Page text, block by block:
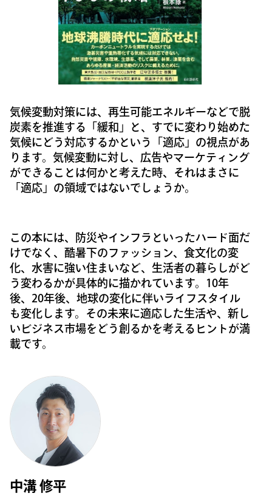
中溝 修平
気候変動対策には、再生可能エネルギーなどで脱
炭素を推進する「緩和」と、すでに変わり始めた
気候にどう対応するかという「適応」の視点があ
ります。気候変動に対し、広告やマーケティング
ができることは何かと考えた時、それはまさに
「適応」の領域ではないでしょうか。
この本には、防災やインフラといったハード面だ
けでなく、酷暑下のファッション、食文化の変
化、水害に強い住まいなど、生活者の暮らしがど
う変わるかが具体的に描かれています。10年
後、20年後、地球の変化に伴いライフスタイル
も変化します。その未来に適応した生活や、新し
いビジネス市場をどう創るかを考えるヒントが満
載です。